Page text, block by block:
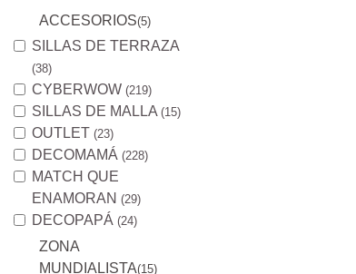
ACCESORIOS(5)
SILLAS DE TERRAZA
(38)
CYBERWOW (219)
SILLAS DE MALLA (15)
OUTLET (23)
DECOMAMÁ (228)
MATCH QUE
ENAMORAN (29)
DECOPAPÁ (24)
ZONA
MUNDIALISTA(15)